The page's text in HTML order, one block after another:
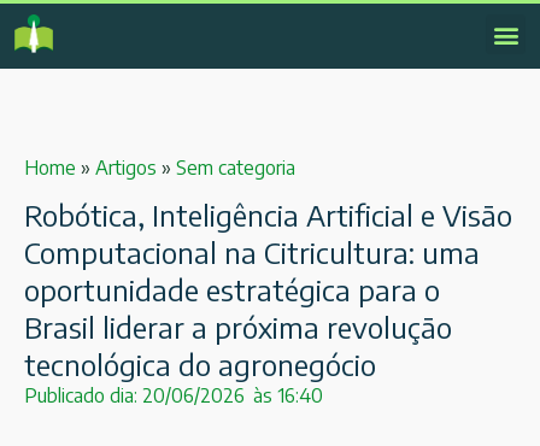
Home » Artigos » Sem categoria
Robótica, Inteligência Artificial e Visão
Computacional na Citricultura: uma
oportunidade estratégica para o
Brasil liderar a próxima revolução
tecnológica do agronegócio
Publicado dia: 20/06/2026 às 16:40